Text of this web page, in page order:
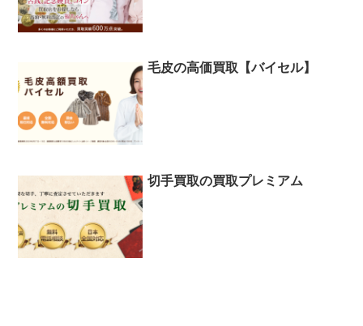
毛皮の高価買取【バイセル】
切手買取の買取プレミアム